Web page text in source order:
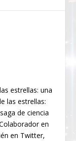
estrellas: una
las estrellas:
de ciencia
en
en Twitter,